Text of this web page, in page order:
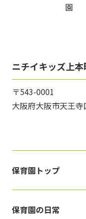
園
ニチイキッズ上本
〒543-0001
大阪府大阪市天王
保育園トップ
保育園の日常